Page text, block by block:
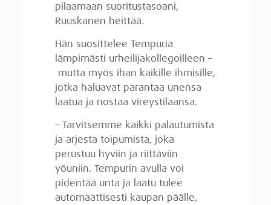
pilaamaan suoritustasoani,
Ruuskanen heittää.
Hän suosittelee Tempuria
lämpimästi urheilijakollegoilleen –
mutta myös ihan kaikille ihmisille,
jotka haluavat parantaa unensa
laatua ja nostaa vireystilaansa.
– Tarvitsemme kaikki palautumista
ja arjesta toipumista, joka
perustuu hyviin ja riittäviin
yöuniin. Tempurin avulla voi
pidentää unta ja laatu tulee
automaattisesti kaupan päälle,